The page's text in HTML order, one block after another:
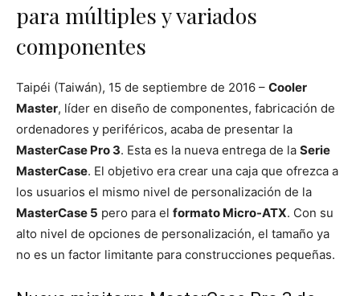
para múltiples y variados
componentes
Taipéi (Taiwán), 15 de septiembre de 2016 – Cooler
Master, líder en diseño de componentes, fabricación de
ordenadores y periféricos, acaba de presentar la
MasterCase Pro 3. Esta es la nueva entrega de la Serie
MasterCase. El objetivo era crear una caja que ofrezca a
los usuarios el mismo nivel de personalización de la
MasterCase 5 pero para el formato Micro-ATX. Con su
alto nivel de opciones de personalización, el tamaño ya
no es un factor limitante para construcciones pequeñas.